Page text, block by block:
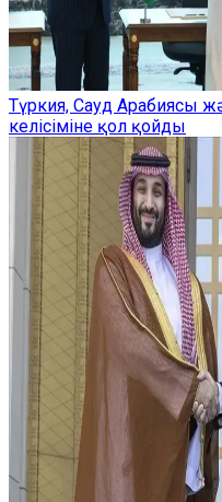
Түркия, Сауд Арабиясы
келісіміне қол қойды